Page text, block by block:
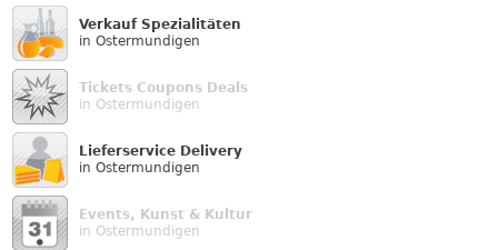
Verkauf Speziali­täten
in Ostermundigen
Tickets Coupons Deals
in Ostermundigen
Lieferservice Delivery
in Ostermundigen
Events, Kunst & Kultur
in Ostermundigen